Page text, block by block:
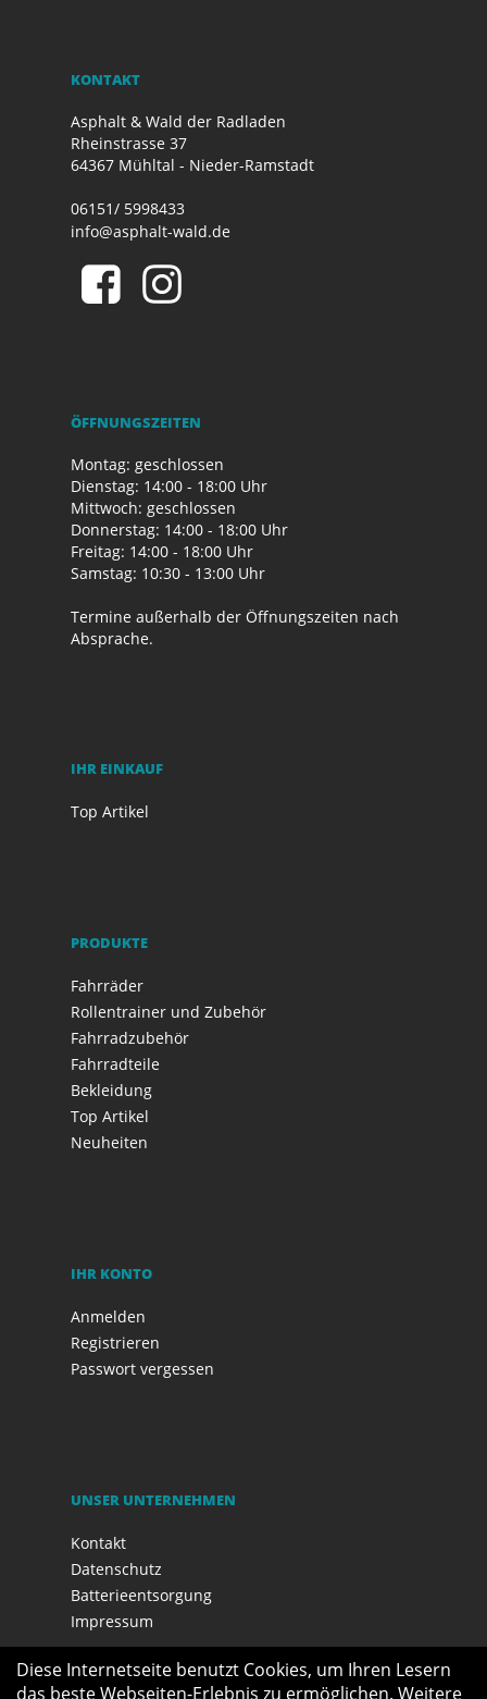
KONTAKT
Asphalt & Wald der Radladen
Rheinstrasse 37
64367 Mühltal - Nieder-Ramstadt
06151/ 5998433
info@asphalt-wald.de
ÖFFNUNGSZEITEN
Montag: geschlossen
Dienstag: 14:00 - 18:00 Uhr
Mittwoch: geschlossen
Donnerstag: 14:00 - 18:00 Uhr
Freitag: 14:00 - 18:00 Uhr
Samstag: 10:30 - 13:00 Uhr
Termine außerhalb der Öffnungszeiten nach
Absprache.
IHR EINKAUF
Top Artikel
PRODUKTE
Fahrräder
Rollentrainer und Zubehör
Fahrradzubehör
Fahrradteile
Bekleidung
Top Artikel
Neuheiten
IHR KONTO
Anmelden
Registrieren
Passwort vergessen
UNSER UNTERNEHMEN
Kontakt
Datenschutz
Batterieentsorgung
Impressum
Diese Internetseite benutzt Cookies, um Ihren Lesern
das beste Webseiten-Erlebnis zu ermöglichen. Weitere